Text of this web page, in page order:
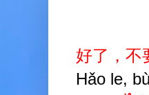
好了，不
Hǎo le,